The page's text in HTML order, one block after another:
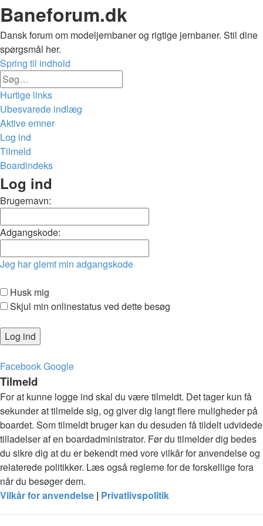
Baneforum.dk
Dansk forum om modeljernbaner og rigtige jernbaner. Stil dine
spørgsmål her.
Spring til indhold
Hurtige links
Ubesvarede indlæg
Aktive emner
Log ind
Tilmeld
Boardindeks
Søg
Log ind
Brugernavn:
Adgangskode:
Jeg har glemt min adgangskode
Husk mig
Skjul min onlinestatus ved dette besøg
FacebookGoogle
Tilmeld
For at kunne logge ind skal du være tilmeldt. Det tager kun få
sekunder at tilmelde sig, og giver dig langt flere muligheder på
boardet. Som tilmeldt bruger kan du desuden få tildelt udvidede
tilladelser af en boardadministrator. Før du tilmelder dig bedes
du sikre dig at du er bekendt med vore vilkår for anvendelse og
relaterede politikker. Læs også reglerne for de forskellige fora
når du besøger dem.
Vilkår for anvendelse | Privatlivspolitik